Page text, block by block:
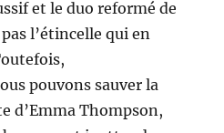
et le duo reformé de
l’étincelle qui en
pouvons sauver la
d’Emma Thompson,